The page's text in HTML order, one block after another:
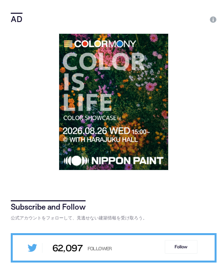
公式アカウントをフォローして、見逃せない建築情報を受け取ろう。
62,097 Follow